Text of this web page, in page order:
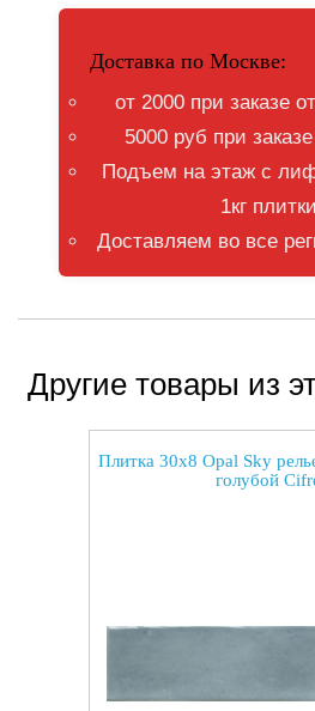
Доставка по Москве:
от 2000 при заказе
5000 руб при
Подъем на этаж с
1кг плитки
Доставляем во все
Другие товары из
Плитка 30x8 Opal Sky
голубой